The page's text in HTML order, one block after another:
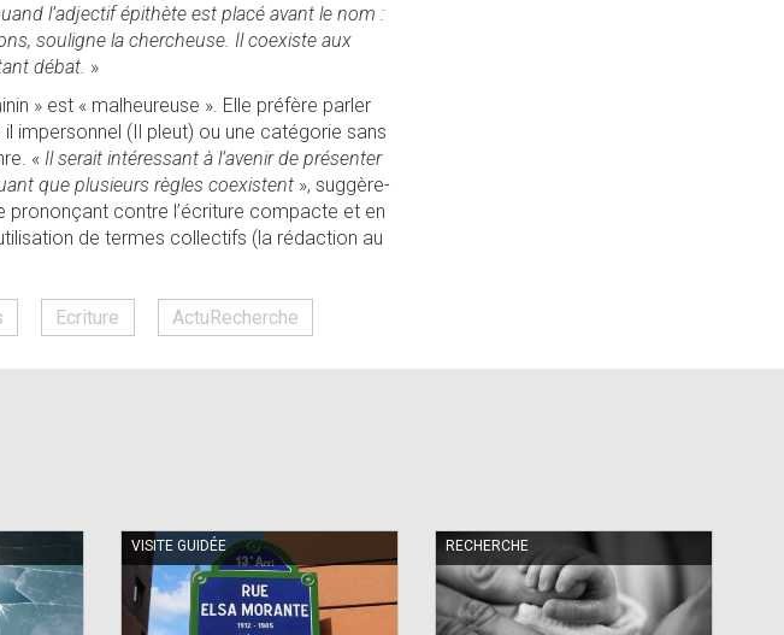
l’adjectif épithète est placé avant le nom :
souligne la chercheuse. Il coexiste aux
débat. »
» est « malheureuse ». Elle préfère parler
impersonnel (Il pleut) ou une catégorie sans
«Il serait intéressant à l’avenir de présenter
que plusieurs règles coexistent », suggère-
prononçant contre l’écriture compacte et en
de termes collectifs (la rédaction au
Ecriture ActuRecherche
VISITE GUIDÉE RECHERCHE